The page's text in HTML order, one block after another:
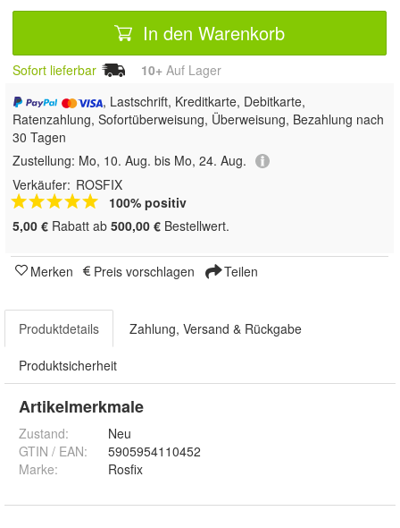
In den Warenkorb
Sofort lieferbar 10+ Auf Lager
, Lastschrift, Kreditkarte, Debitkarte,
Ratenzahlung, Sofortüberweisung, Überweisung, Bezahlung nach
30 Tagen
Zustellung: Mo, 10. Aug. bis Mo, 24. Aug.
Verkäufer: ROSFIX
100% positiv
5,00 € Rabatt ab 500,00 € Bestellwert.
Merken Preis vorschlagen Teilen
Produktdetails Zahlung, Versand & Rückgabe
Produktsicherheit
Artikelmerkmale
Zustand:
Neu
GTIN / EAN:
5905954110452
Marke:
Rosfix